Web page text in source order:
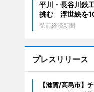
平川・長谷川鉄
挑む 浮世絵を
弘前経済新聞
プレスリリース
【滋賀/高島市】